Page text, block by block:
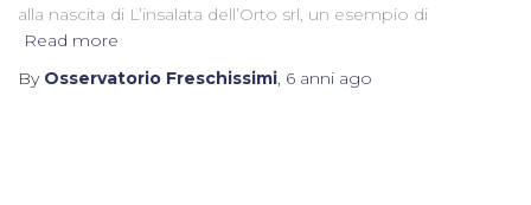
alla nascita di L’insalata dell’Orto srl, un esempio di
Read more
By Osservatorio Freschissimi, 6 anni ago